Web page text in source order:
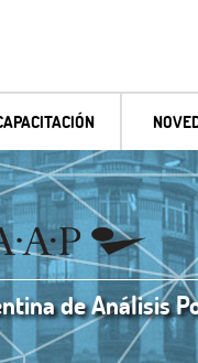
de Análisis